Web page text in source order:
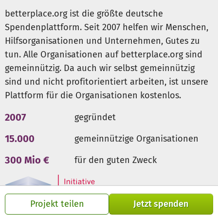
Projekt teilen Jetzt spenden
Jeder noch so kleine Beitrag hilft, das Kinderhaus
finanziell zu sichern. Die Spenden gehen an den
namibischen Träger des Hauses Ubuntu Child Namibia
Organisation.
betterplace.org ist die größte deutsche
Spendenplattform. Seit 2007 helfen wir Menschen,
Hilfsorganisationen und Unternehmen, Gutes zu
tun. Alle Organisationen auf betterplace.org sind
gemeinnützig. Da auch wir selbst gemeinnützig
sind und nicht profitorientiert arbeiten, ist unsere
Plattform für die Organisationen kostenlos.
2007 gegründet
15.000 gemeinnützige Organisationen
300 Mio € für den guten Zweck